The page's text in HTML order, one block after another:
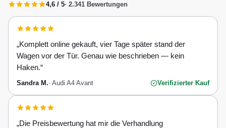
4,6 / 5· 2.341 Bewertungen
„Komplett online gekauft, vier Tage später stand der
Wagen vor der Tür. Genau wie beschrieben — kein
Haken.“
Sandra M.· Audi A4 Avant Verifizierter Kauf
„Die Preisbewertung hat mir die Verhandlung